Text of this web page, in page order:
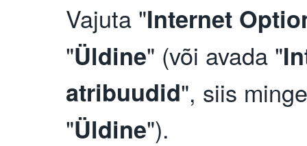
Vajuta "Internet
"Üldine" (või avada "
atribuudid", siis minge
"Üldine").